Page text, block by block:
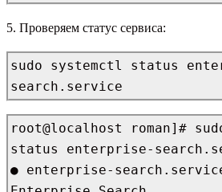
5. Проверяем статус сервиса:
sudo systemctl status
search.service
root@localhost roman]#
status enterprise-
● enterprise-